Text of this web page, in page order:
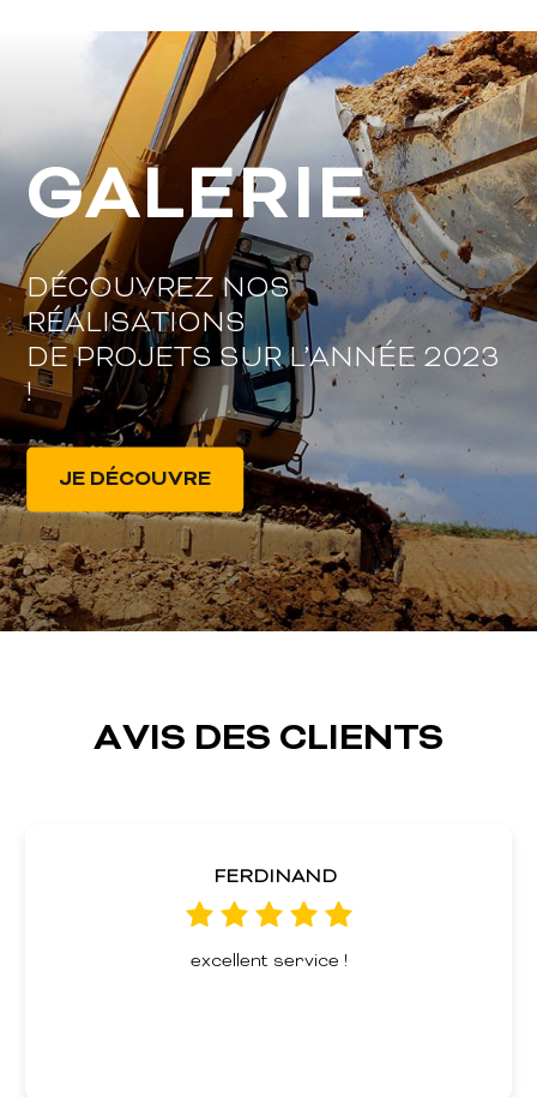
GALERIE
DÉCOUVREZ NOS
RÉALISATIONS
DE PROJETS SUR L’ANNÉE 2023
!
JE DÉCOUVRE
AVIS DES CLIENTS
FERDINAND
excellent service !